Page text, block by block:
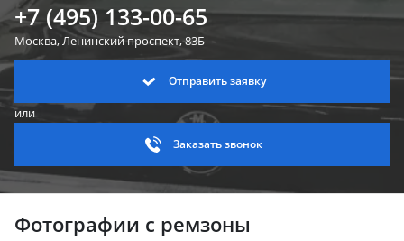
+7 (495) 133-00-65
Москва, Ленинскийпроспект, 83Б
Отправить заявку
или
Заказать звонок
Фотографии с ремзоны